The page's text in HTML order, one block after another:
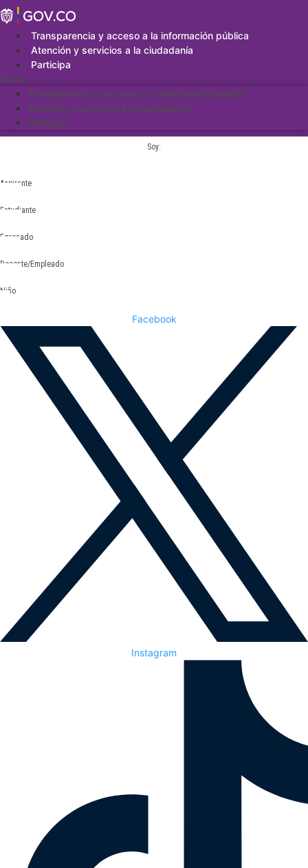
Saltar
al
contenidoTransparencia y acceso a la información pública
Atención y servicios a la ciudadanía
Participa
Menu
Transparencia y acceso a la información pública
Atención y servicios a la ciudadanía
Participa
Soy:
Aspirante
Estudiante
Egresado
Docente/Empleado
Niño
Facebook
Instagram